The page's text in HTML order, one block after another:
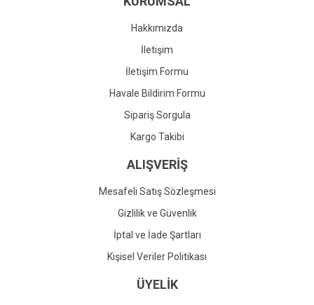
Gönder
Hakkımızda
İletişim
İletişim Formu
Havale Bildirim Formu
Sipariş Sorgula
Kargo Takibi
ALIŞVERİŞ
Mesafeli Satış Sözleşmesi
Gizlilik ve Güvenlik
İptal ve İade Şartları
Kişisel Veriler Politikası
ÜYELİK